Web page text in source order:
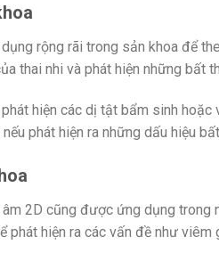
rộng rãi trong sản khoa để
thai nhi và phát hiện những bất
hiện các dị tật bẩm sinh
phát hiện ra những dấu hiệu
2D cũng được ứng dụng trong
phát hiện ra các vấn đề như